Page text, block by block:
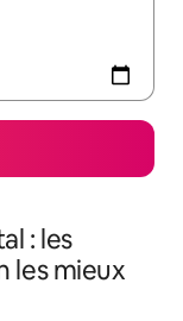
: les
les mieux